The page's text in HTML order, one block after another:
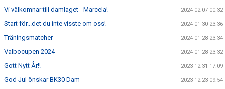
Vi välkomnar till damlaget - Marcela! 2024-02-07 00:32
Start för...det du inte visste om oss! 2024-01-30 23:36
Träningsmatcher 2024-01-28 23:34
Valbocupen 2024 2024-01-28 23:32
Gott Nytt År!! 2023-12-31 17:09
God Jul önskar BK30 Dam 2023-12-23 09:54